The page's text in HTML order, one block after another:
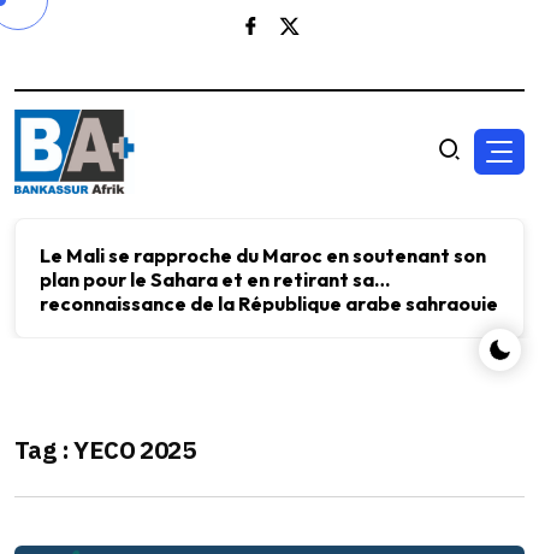
Le Mali se rapproche du Maroc en soutenant son
plan pour le Sahara et en retirant sa
reconnaissance de la République arabe sahraouie
Tag : YECO 2025